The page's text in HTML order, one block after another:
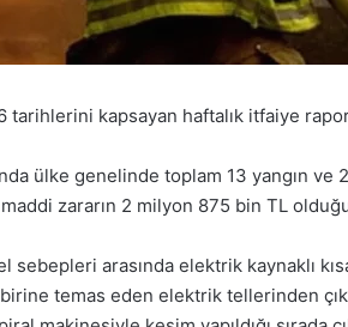
tarihlerini kapsayan haftalık itfaiye
ülke genelinde toplam 13 yangın ve
zararın 2 milyon 875 bin TL olduğu
sebepleri arasında elektrik kaynaklı
temas eden elektrik tellerinden